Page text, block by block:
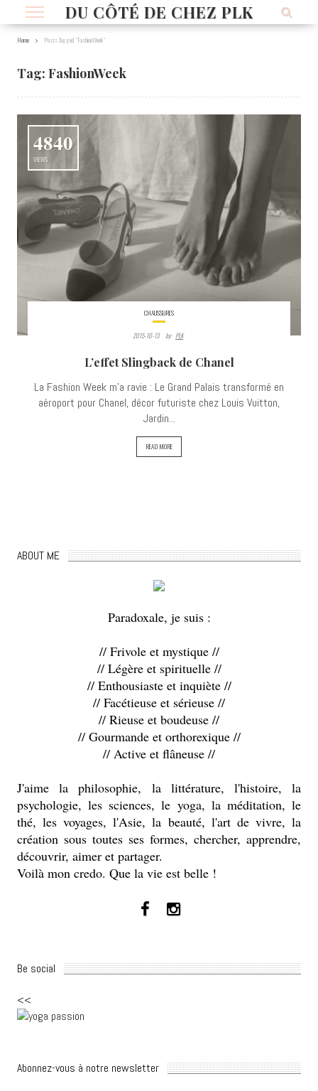
DU CÔTÉ DE CHEZ PLK
Home Posts Tagged "FashionWeek"
Tag: FashionWeek
4840
VIEWS
CHAUSSURES
2015-10-13 By: PLK
L’effet Slingback de Chanel
La Fashion Week m'a ravie : Le Grand Palais transformé en
aéroport pour Chanel, décor futuriste chez Louis Vuitton,
Jardin...
READ MORE
ABOUT ME
Paradoxale, je suis :
// Frivole et mystique //
// Légère et spirituelle //
// Enthousiaste et inquiète //
// Facétieuse et sérieuse //
// Rieuse et boudeuse //
// Gourmande et orthorexique //
// Active et flâneuse //
J'aime la philosophie, la littérature, l'histoire, la
psychologie, les sciences, le yoga, la méditation, le
thé, les voyages, l'Asie, la beauté, l'art de vivre, la
création sous toutes ses formes, chercher, apprendre,
découvrir, aimer et partager.
Voilà mon credo. Que la vie est belle !
Be social
<<
Abonnez-vous à notre newsletter